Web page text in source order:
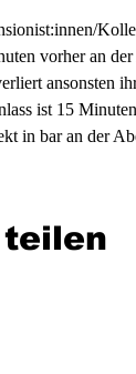
vorher an
ansonsten
ist 15
in bar an der